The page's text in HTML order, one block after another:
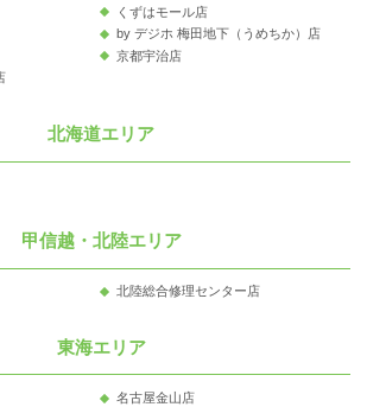
くずはモール店
by デジホ 梅田地下（うめちか）店
京都宇治店
北海道エリア
甲信越・北陸エリア
北陸総合修理センター店
東海エリア
名古屋金山店